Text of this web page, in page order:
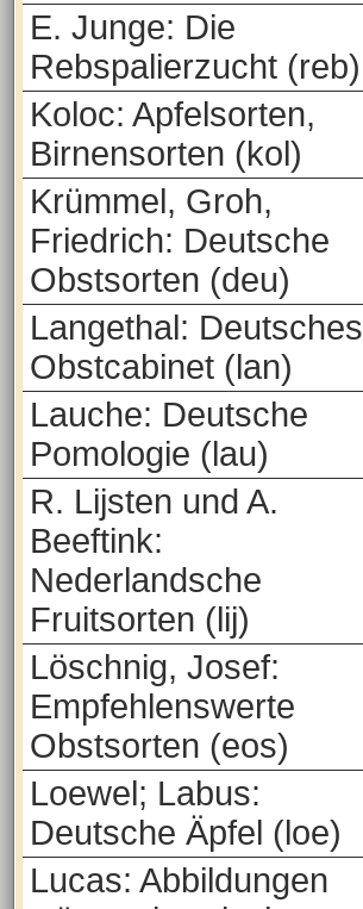
E. Junge: Die
Rebspalierzucht (reb)
Koloc: Apfelsorten,
Birnensorten (kol)
Krümmel, Groh,
Friedrich: Deutsche
Obstsorten (deu)
Langethal: Deutsches
Obstcabinet (lan)
Lauche: Deutsche
Pomologie (lau)
R. Lijsten und A.
Beeftink:
Nederlandsche
Fruitsorten (lij)
Löschnig, Josef:
Empfehlenswerte
Obstsorten (eos)
Loewel; Labus:
Deutsche Äpfel (loe)
Lucas: Abbildungen